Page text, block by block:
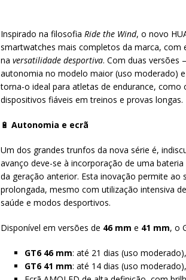
Inspirado na filosofia Ride the Wind, o novo
smartwatches mais completos da marca, com
na versatilidade desportiva. Com duas
autonomia no modelo maior (uso moderado)
torna-o ideal para atletas de endurance, como
dispositivos fiáveis em treinos e provas longas.
🔋 Autonomia e ecrã
Um dos grandes trunfos da nova série é,
avanço deve-se à incorporação de uma
da geração anterior. Esta inovação permite
prolongada, mesmo com utilização intensiva
saúde e modos desportivos.
Disponível em versões de 46 mm e 41 mm, o
GT6 46 mm: até 21 dias (uso
GT6 41 mm: até 14 dias (uso